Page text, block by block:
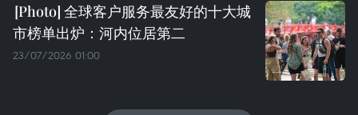
全球客户服务最友好的十大城
市榜单出炉：河内位居第二
23/07/2026 01:00